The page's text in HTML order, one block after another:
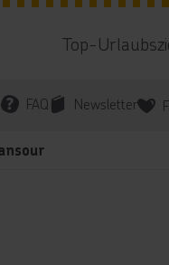
Top-
FAQ Newsletter